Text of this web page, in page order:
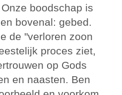
boodschap is
bovenal: gebed.
de "verloren zoon
proces ziet,
op Gods
en naasten. Ben